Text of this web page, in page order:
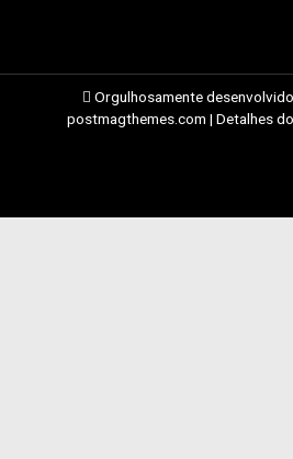
Orgulhosamente
postmagthemes.com | Detalhes